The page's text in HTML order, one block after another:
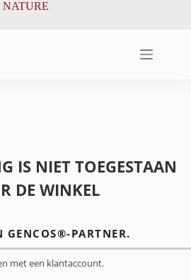
NATURE
IS NIET TOEGESTAAN
DE WINKEL
GENCOS®-PARTNER.
met een klantaccount.